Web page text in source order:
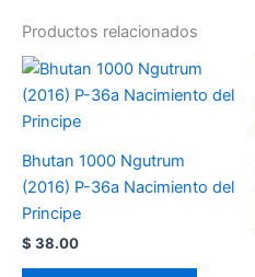
Productos relacionados
Bhutan 1000 Ngutrum
(2016) P-36a Nacimiento del
Principe
$ 38.00